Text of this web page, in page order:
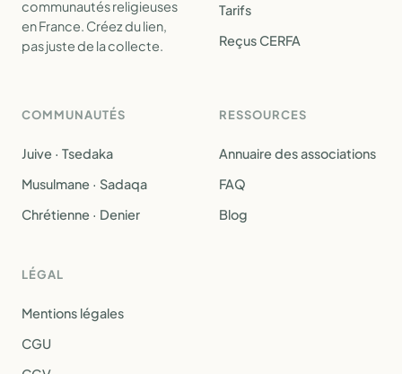
communautés religieuses
en France. Créez du lien,
pas juste de la collecte.
Tarifs
Reçus CERFA
COMMUNAUTÉS
Juive · Tsedaka
Musulmane · Sadaqa
Chrétienne · Denier
RESSOURCES
Annuaire des associations
FAQ
Blog
LÉGAL
Mentions légales
CGU